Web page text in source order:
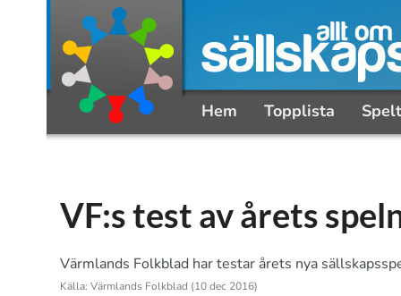
Hem Topplista
VF:s test av årets
Värmlands Folkblad har testar årets nya
Källa: Värmlands Folkblad (10 dec 2016)